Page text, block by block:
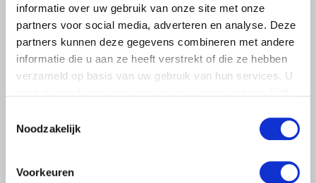
informatie over uw gebruik van onze site met onze
partners voor social media, adverteren en analyse. Deze
partners kunnen deze gegevens combineren met andere
informatie die u aan ze heeft verstrekt of die ze hebben
verzameld op basis van uw gebruik van hun services. U
Noodzakelijk
Voorkeuren
BELANGRIJKE INFORMATIE